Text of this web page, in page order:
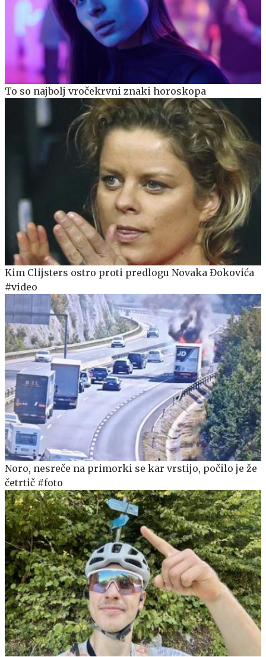
To so najbolj vročekrvni znaki horoskopa
Kim Clijsters ostro proti predlogu Novaka Đokovića
#video
Noro, nesreče na primorki se kar vrstijo, počilo je že
četrtič #foto